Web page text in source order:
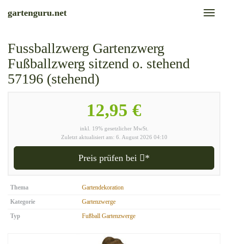
Toggle
gartenguru.net
Fussballzwerg Gartenzwerg
Fußballzwerg sitzend o. stehend
57196 (stehend)
12,95 €
inkl. 19% gesetzlicher MwSt.
Zuletzt aktualisiert am: 6. August 2026 04:10
Preis prüfen bei *
Thema
Gartendekoration
Kategorie
Gartenzwerge
Typ
Fußball Gartenzwerge